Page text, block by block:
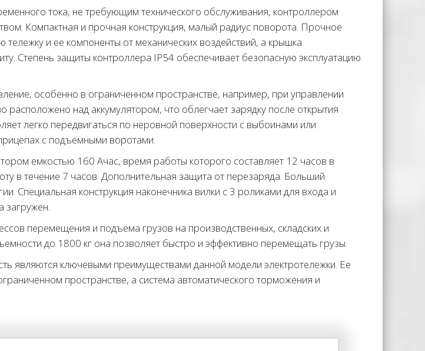
тока, не требующим технического обслуживания, контроллером
Компактная и прочная конструкция, малый радиус поворота. Прочное
и ее компоненты от механических воздействий, а крышка
Степень защиты контроллера IP54 обеспечивает безопасную эксплуатацию
особенно в ограниченном пространстве, например, при управлении
расположено над аккумулятором, что облегчает зарядку после открытия
легко передвигаться по неровной поверхности с выбоинами или
с подъемными воротами.
емкостью 160 Ачас, время работы которого составляет 12 часов в
в течение 7 часов. Дополнительная защита от перезаряда. Больший
Специальная конструкция наконечника вилки с 3 роликами для входа и
загружен.
перемещения и подъема грузов на производственных, складских и
до 1800 кг она позволяет быстро и эффективно перемещать грузы.
являются ключевыми преимуществами данной модели электротележки. Ее
пространстве, а система автоматического торможения и